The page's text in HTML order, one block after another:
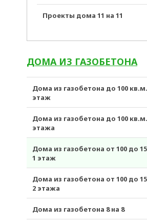
Проекты дома 11 на 11
ДОМА ИЗ ГАЗОБЕТОНА
Дома из газобетона до 100 кв.м.
этаж
Дома из газобетона до 100
этажа
Дома из газобетона от 100 до
1 этаж
Дома из газобетона от 100 до
2 этажа
Дома из газобетона 8 на 8